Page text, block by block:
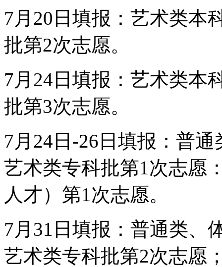
7月20日填报：艺术类本
批第2次志愿。
7月24日填报：艺术类本
批第3次志愿。
7月24日-26日填报：普
艺术类专科批第1次志愿
人才）第1次志愿。
7月31日填报：普通类、
艺术类专科批第2次志愿